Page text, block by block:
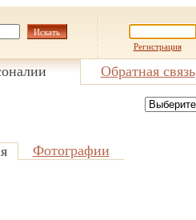
Регистрация
Обратная связь
Фотографии